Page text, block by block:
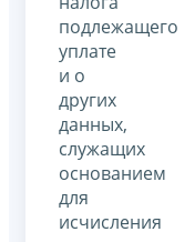
подлежащего
уплате
и о
других
данных,
служащих
основанием
для
исчисления